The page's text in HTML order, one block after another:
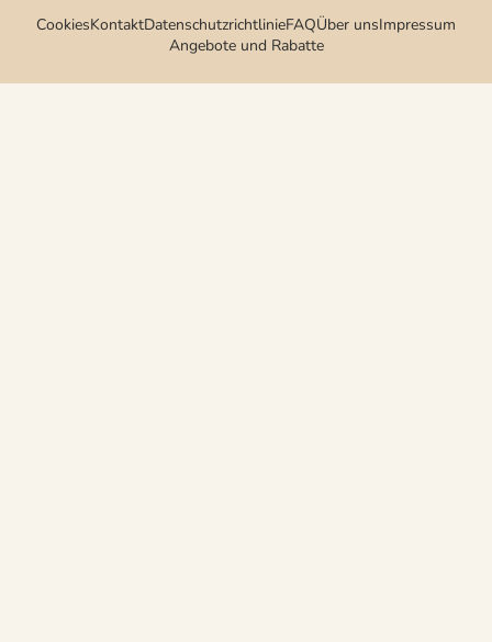
CookiesKontaktDatenschutzrichtlinieFAQÜber unsImpressum
Angebote und Rabatte